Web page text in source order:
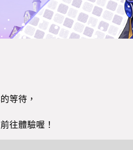
等待，
往體驗喔！